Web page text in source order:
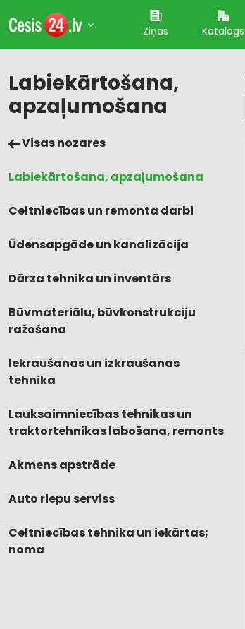
Ziņas Katalogs
Labiekārtošana,
apzaļumošana
Visas nozares
Labiekārtošana, apzaļumošana
Celtniecības un remonta darbi
Ūdensapgāde un kanalizācija
Dārza tehnika un inventārs
Būvmateriālu, būvkonstrukciju
ražošana
Iekraušanas un izkraušanas
tehnika
Lauksaimniecības tehnikas un
traktortehnikas labošana, remonts
Akmens apstrāde
Auto riepu serviss
Celtniecības tehnika un iekārtas;
noma